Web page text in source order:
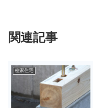
関連記事
桧家住宅